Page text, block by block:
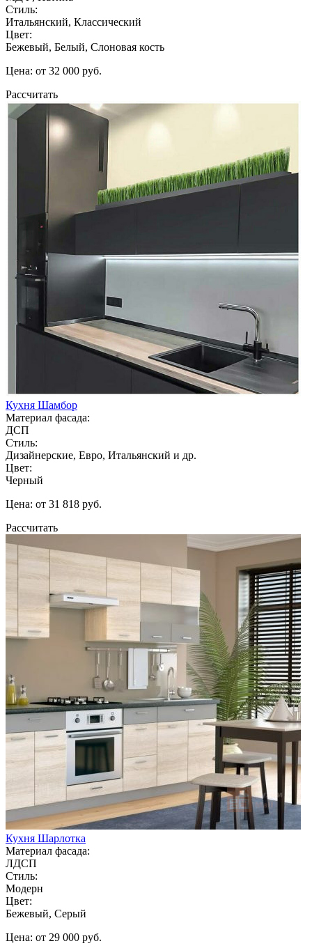
Стиль:
Итальянский, Классический
Цвет:
Бежевый, Белый, Слоновая кость
Цена: от 32 000 руб.
Рассчитать
Кухня Шамбор
Материал фасада:
ДСП
Стиль:
Дизайнерские, Евро, Итальянский и др.
Цвет:
Черный
Цена: от 31 818 руб.
Рассчитать
Кухня Шарлотка
Материал фасада:
ЛДСП
Стиль:
Модерн
Цвет:
Бежевый, Серый
Цена: от 29 000 руб.